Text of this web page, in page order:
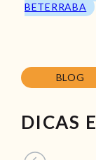
BETERRABA
BLOG
DICAS